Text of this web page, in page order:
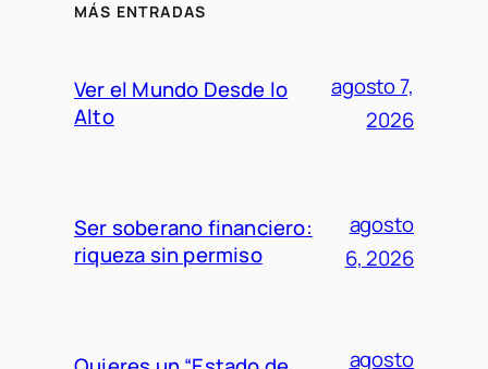
MÁS ENTRADAS
Ver el Mundo Desde lo
Alto
agosto 7,
2026
Ser soberano financiero:
riqueza sin permiso
agosto
6, 2026
agosto